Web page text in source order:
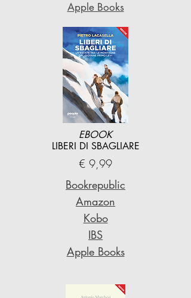
Apple Books
EBOOK
LIBERI DI SBAGLIARE
€ 9,99
Bookrepublic
Amazon
Kobo
IBS
Apple Books